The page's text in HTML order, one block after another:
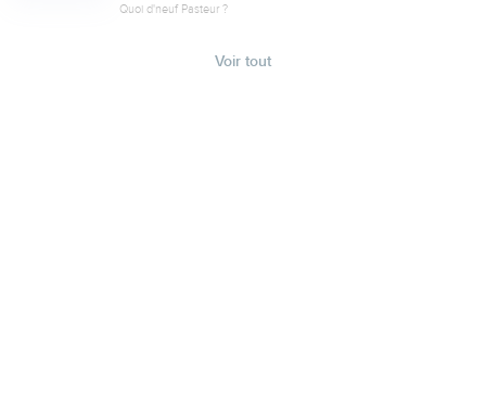
Quoi d'neuf Pasteur ?
Voir tout